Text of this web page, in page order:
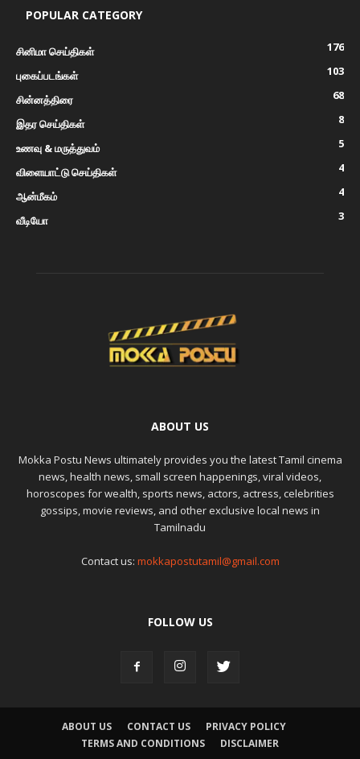
POPULAR CATEGORY
சினிமா செய்திகள்
176
புகைப்படங்கள்
103
சின்னத்திரை
68
இதர செய்திகள்
8
உணவு & மருத்துவம்
5
விளையாட்டு செய்திகள்
4
ஆன்மீகம்
4
வீடியோ
3
ABOUT US
Mokka Postu News ultimately provides you the latest Tamil cinema
news, health news, small screen happenings, viral videos,
horoscopes for wealth, sports news, actors, actress, celebrities
gossips, movie reviews, and other exclusive local news in
Tamilnadu
Contact us: mokkapostutamil@gmail.com
FOLLOW US
ABOUT US CONTACT US
PRIVACY POLICY
TERMS AND CONDITIONS
DISCLAIMER